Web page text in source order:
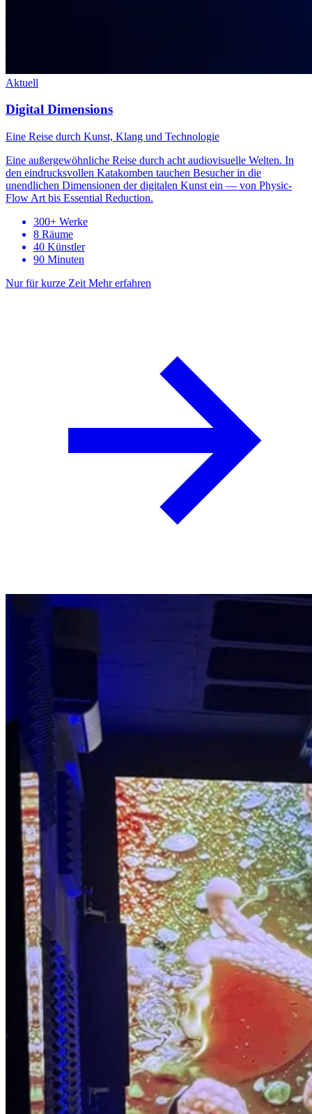
Aktuell
Digital Dimensions
Eine Reise durch Kunst, Klang und Technologie
Eine außergewöhnliche Reise durch acht audiovisuelle Welten. In
den eindrucksvollen Katakomben tauchen Besucher in die
unendlichen Dimensionen der digitalen Kunst ein — von Physic-
Flow Art bis Essential Reduction.
300+ Werke
8 Räume
40 Künstler
90 Minuten
Nur für kurze Zeit Mehr erfahren